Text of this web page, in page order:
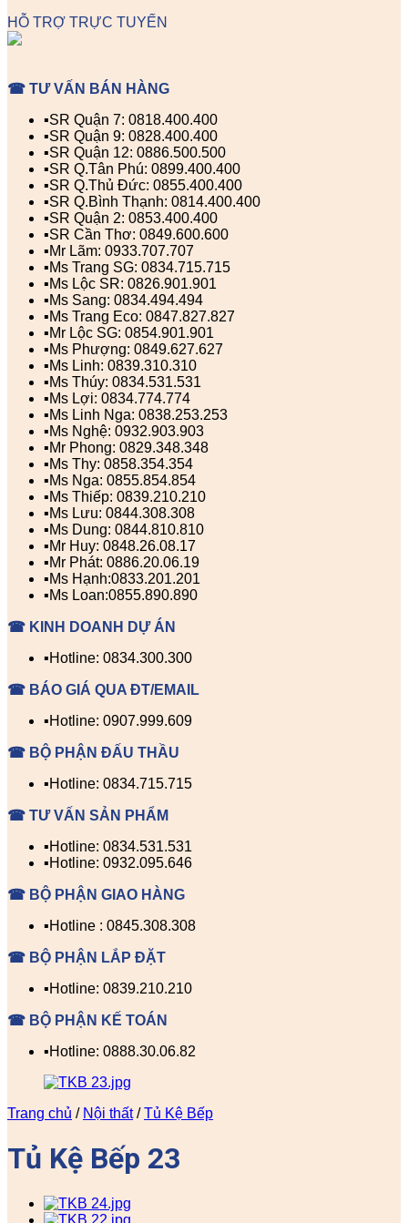
HỖ TRỢ TRỰC TUYẾN
☎ TƯ VẤN BÁN HÀNG
▪️SR Quận 7: 0818.400.400
▪️SR Quận 9: 0828.400.400
▪️SR Quận 12: 0886.500.500
▪️SR Q.Tân Phú: 0899.400.400
▪️SR Q.Thủ Đức: 0855.400.400
▪️SR Q.Bình Thạnh: 0814.400.400
▪️SR Quận 2: 0853.400.400
▪️SR Cần Thơ: 0849.600.600
▪️Mr Lãm: 0933.707.707
▪️Ms Trang SG: 0834.715.715
▪️Ms Lộc SR: 0826.901.901
▪️Ms Sang: 0834.494.494
▪️Ms Trang Eco: 0847.827.827
▪️Mr Lộc SG: 0854.901.901
▪️Ms Phượng: 0849.627.627
▪️Ms Linh: 0839.310.310
▪️Ms Thúy: 0834.531.531
▪️Ms Lợi: 0834.774.774
▪️Ms Linh Nga: 0838.253.253
▪️Ms Nghệ: 0932.903.903
▪️Mr Phong: 0829.348.348
▪️Ms Thy: 0858.354.354
▪️Ms Nga: 0855.854.854
▪️Ms Thiếp: 0839.210.210
▪️Ms Lưu: 0844.308.308
▪️Ms Dung: 0844.810.810
▪️Mr Huy: 0848.26.08.17
▪️Mr Phát: 0886.20.06.19
▪️Ms Hạnh:0833.201.201
▪️Ms Loan:0855.890.890
☎ KINH DOANH DỰ ÁN
▪️Hotline: 0834.300.300
☎ BÁO GIÁ QUA ĐT/EMAIL
▪️Hotline: 0907.999.609
☎ BỘ PHẬN ĐẤU THẦU
▪️Hotline: 0834.715.715
☎ TƯ VẤN SẢN PHẨM
▪️Hotline: 0834.531.531
▪️Hotline: 0932.095.646
☎ BỘ PHẬN GIAO HÀNG
▪️Hotline : 0845.308.308
☎ BỘ PHẬN LẮP ĐẶT
▪️Hotline: 0839.210.210
☎ BỘ PHẬN KẾ TOÁN
▪️Hotline: 0888.30.06.82
Trang chủ / Nội thất / Tủ Kệ Bếp
Tủ Kệ Bếp 23